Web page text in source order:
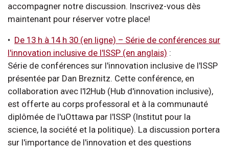
accompagner notre discussion. Inscrivez-vous dès
maintenant pour réserver votre place!
• De 13 h à 14 h 30 (en ligne) – Série de conférences sur
l'innovation inclusive de l'ISSP (en anglais) :
Série de conférences sur l'innovation inclusive de l'ISSP
présentée par Dan Breznitz. Cette conférence, en
collaboration avec l'I2Hub (Hub d'innovation inclusive),
est offerte au corps professoral et à la communauté
diplômée de l'uOttawa par l'ISSP (Institut pour la
science, la société et la politique). La discussion portera
sur l'importance de l'innovation et des questions